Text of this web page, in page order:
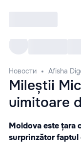
Новости Afisha
Mileștii
uimitoare
Moldova este țara
surprinzător faptul